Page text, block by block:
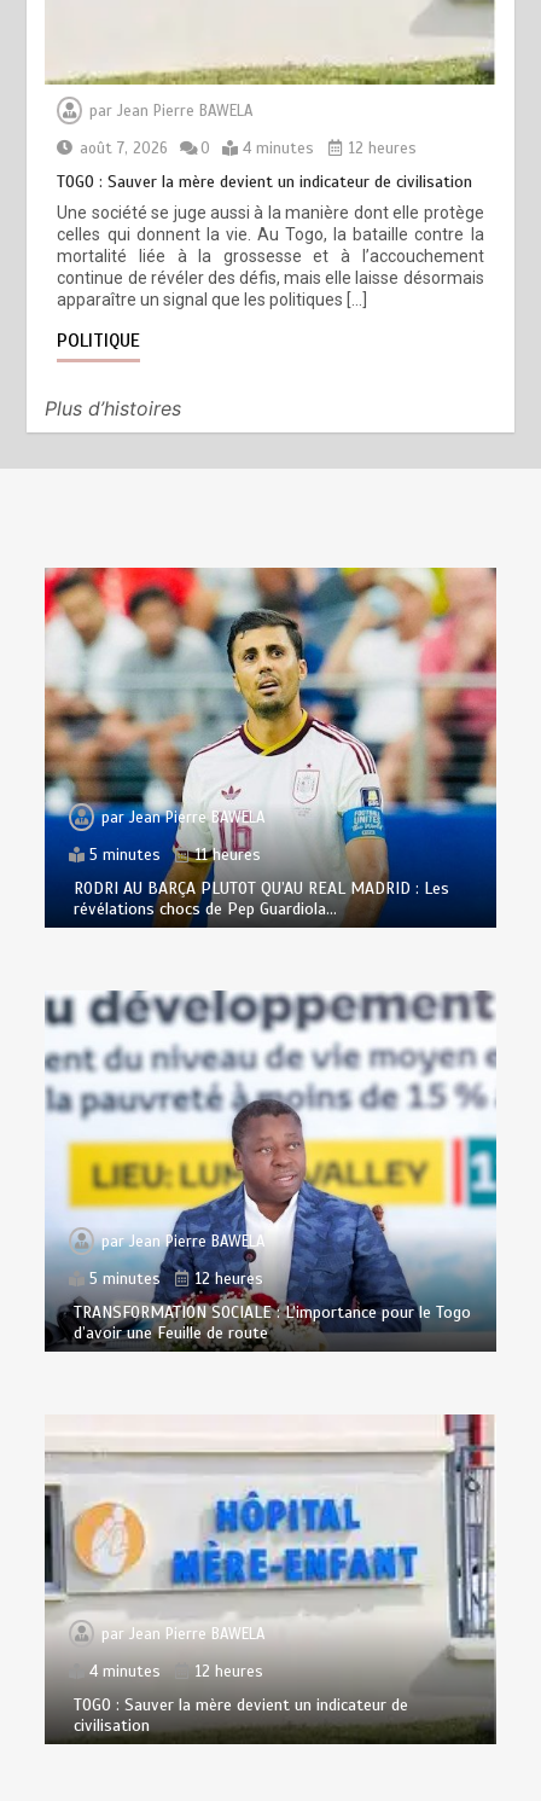
parJean Pierre BAWELA
août 7, 2026
0 4 minutes 12 heures
TOGO : Sauver la mère devient un indicateur de civilisation
Une société se juge aussi à la manière dont elle protège
celles qui donnent la vie. Au Togo, la bataille contre la
mortalité liée à la grossesse et à l’accouchement
continue de révéler des défis, mais elle laisse désormais
apparaître un signal que les politiques […]
POLITIQUE
Plus d’histoires
parJean Pierre BAWELA
5 minutes
11 heures
RODRI AU BARÇA PLUTOT QU’AU REAL MADRID : Les
révélations chocs de Pep Guardiola…
parJean Pierre BAWELA
5 minutes
12 heures
TRANSFORMATION SOCIALE : L’importance pour le Togo
d’avoir une Feuille de route
parJean Pierre BAWELA
4 minutes
12 heures
TOGO : Sauver la mère devient un indicateur de
civilisation